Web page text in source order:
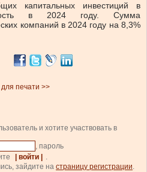
капитальных инвестиций в
в 2024 году. Сумма
компаний в 2024 году на 8,3%
печати >>
и хотите участвовать в
, пароль
| войти |
.
зайдите на страницу регистрации.